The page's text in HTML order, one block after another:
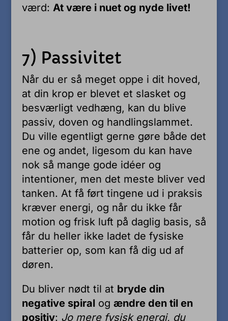
værd: At være i nuet og nyde livet!
7) Passivitet
Når du er så meget oppe i dit hoved,
at din krop er blevet et slasket og
besværligt vedhæng, kan du blive
passiv, doven og handlingslammet.
Du ville egentligt gerne gøre både det
ene og andet, ligesom du kan have
nok så mange gode idéer og
intentioner, men det meste bliver ved
tanken. At få ført tingene ud i praksis
kræver energi, og når du ikke får
motion og frisk luft på daglig basis, så
får du heller ikke ladet de fysiske
batterier op, som kan få dig ud af
døren.
Du bliver nødt til at bryde din
negative spiralog ændre den til en
positiv: Jo mere fysisk energi, du